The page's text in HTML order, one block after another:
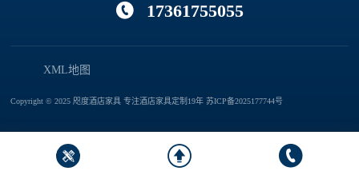
  

17361755055
XML地图
Copyright © 2025 咫度酒店家具 专注酒店家具定制19年 苏ICP备2025177744号